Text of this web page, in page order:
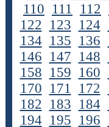
110 111 112
122 123 124
134 135 136
146 147 148
158 159 160
170 171 172
182 183 184
194 195 196